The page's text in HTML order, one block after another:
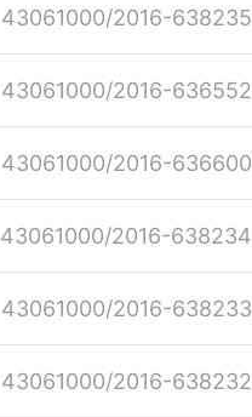
43061000/2016-638235
43061000/2016-636552
43061000/2016-636600
43061000/2016-638234
43061000/2016-638233
43061000/2016-638232